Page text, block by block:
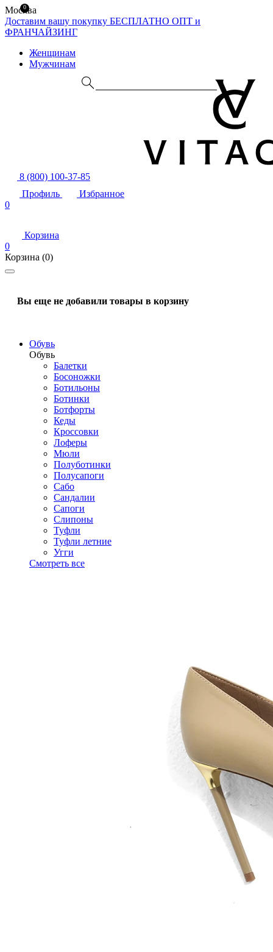
Москва
Доставим вашу покупку БЕСПЛАТНО ОПТ и
ФРАНЧАЙЗИНГ
Женщинам
Мужчинам
8 (800) 100-37-85
Профиль
Избранное
0
Корзина
0
Корзина (0)
Вы еще не добавили товары в корзину
Обувь
Обувь
Балетки
Босоножки
Ботильоны
Ботинки
Ботфорты
Кеды
Кроссовки
Лоферы
Мюли
Полуботинки
Полусапоги
Сабо
Сандалии
Сапоги
Слипоны
Туфли
Туфли летние
Угги
Смотреть все
0